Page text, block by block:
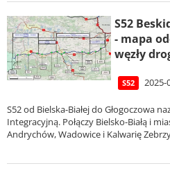
S52
- mapa
węzły
S52 2025-
S52 od Bielska-Białej do Głogoczowa
Integracyjną. Połączy Bielsko-Białą i
Andrychów, Wadowice i Kalwarię